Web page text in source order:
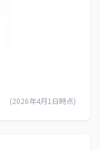
(2026年4月1日時点)